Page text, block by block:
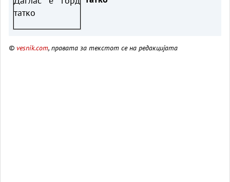
© vesnik.com, правата за текстот се на редакцијата